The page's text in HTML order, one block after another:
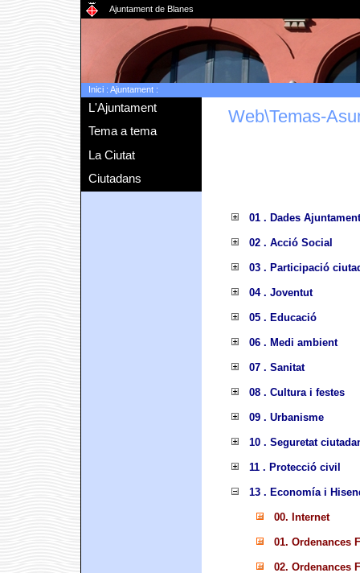
Ajuntament de Blanes
Inici: Ajuntament:
L'Ajuntament
Tema a tema
La Ciutat
Ciutadans
Web\Temas-
01 . Dades Ajuntament
02 . Acció Social
03 . Participació
04 . Joventut
05 . Educació
06 . Medi ambient
07 . Sanitat
08 . Cultura i festes
09 . Urbanisme
10 . Seguretat
11 . Protecció civil
13 . Economía i
00. Internet
01. Ordenances
02. Ordenances